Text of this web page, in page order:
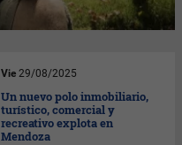
Vie 29/08/2025
Un nuevo polo inmobiliario,
turístico, comercial y
recreativo explota en
Mendoza